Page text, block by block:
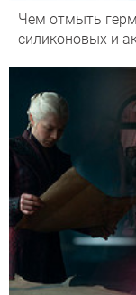
Чем отмыть
силиконовых и